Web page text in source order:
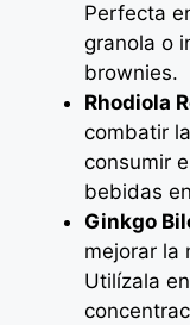
Perfecta
granola o
brownies.
Rhodiola
combatir
consumir
bebidas
Ginkgo
mejorar la
Utilízala